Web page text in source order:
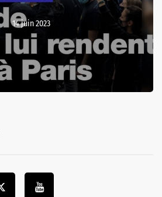
14 juin 2023